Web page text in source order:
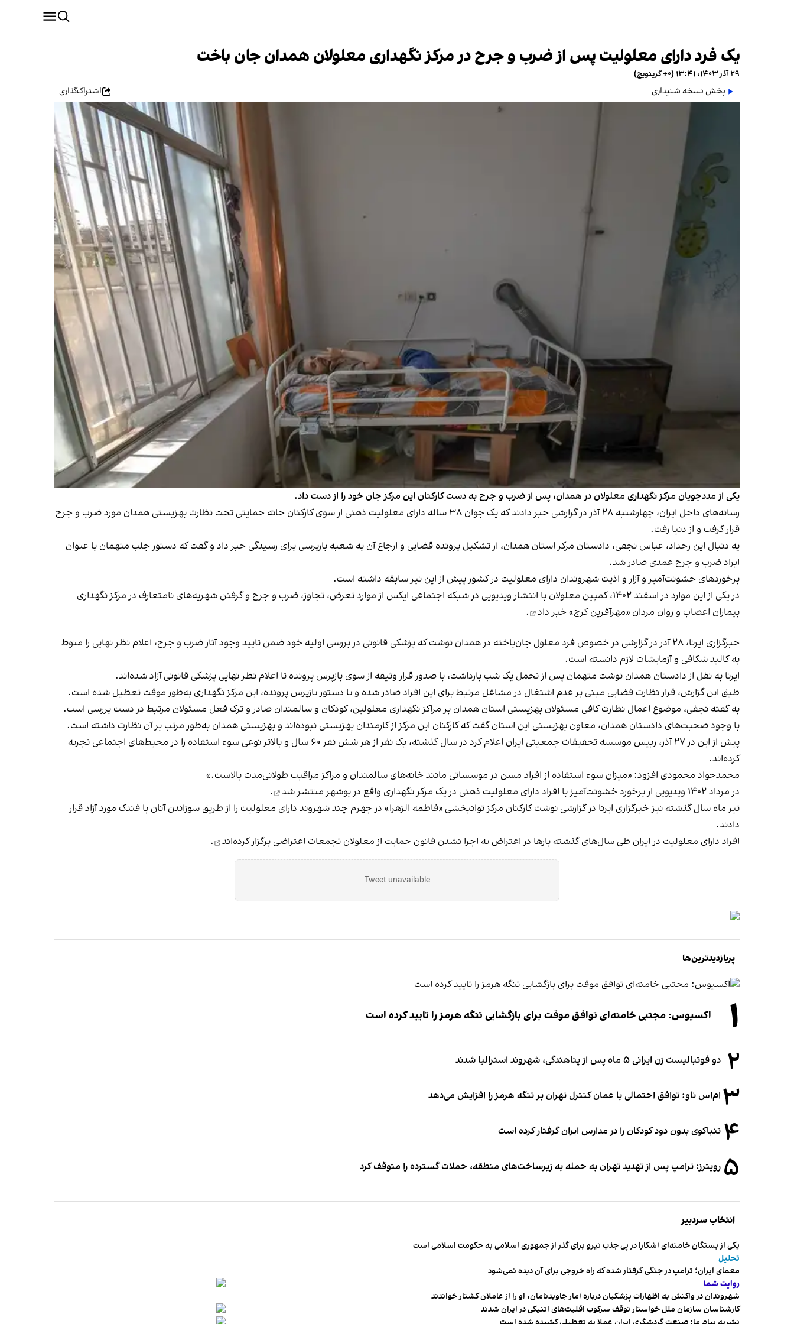
یک فرد دارای معلولیت پس از ضرب‌ و جرح در مرکز نگهداری معلولان همدان جان باخت
۲۹ آذر ۱۴۰۳، ۱۳:۴۱ (‎+۰ گرینویچ)
پخش نسخه شنیداری
اشتراک‌گذاری
یکی از مددجویان مرکز نگهداری معلولان در همدان، پس از ضرب‌ و جرح به دست کارکنان این مرکز جان خود را از دست داد.
رسانه‌های داخل ایران، چهارشنبه ۲۸ آذر در گزارشی خبر دادند که یک جوان ۳۸ ساله دارای معلولیت ذهنی از سوی کارکنان خانه حمایتی تحت نظارت بهزیستی همدان مورد ضرب و جرح
قرار گرفت و از دنیا رفت.
یه دنبال این رخداد، عباس نجفی، دادستان مرکز استان همدان، از تشکیل پرونده قضایی و ارجاع آن به شعبه بازپرسی برای رسیدگی خبر داد و گفت که دستور جلب متهمان با عنوان
ایراد ضرب و جرح عمدی صادر شد.
برخوردهای خشونت‌آمیز و آزار و اذیت شهروندان دارای معلولیت در کشور پیش از این نیز سابقه داشته است.
در یکی از این موارد در اسفند ۱۴۰۲، کمپین معلولان با انتشار ویدیویی در شبکه اجتماعی ایکس از موارد تعرض، تجاوز، ضرب و جرح و گرفتن شهریه‌های نامتعارف در مرکز نگهداری
بیماران اعصاب و روان مردان «مهرآفرین کرج»خبر داد .
خبرگزاری ایرنا، ۲۸ آذر در گزارشی در خصوص فرد معلول جان‌باخته در همدان نوشت که پزشکی قانونی در بررسی اولیه خود ضمن تایید وجود آثار ضرب و جرح، اعلام نظر نهایی را منوط
به کالبد شکافی و آزمایشات لازم دانسته است.
ایرنا به نقل از دادستان همدان نوشت متهمان پس از تحمل یک شب بازداشت، با صدور قرار وثیقه از سوی بازپرس پرونده تا اعلام نظر نهایی پزشکی قانونی آزاد شده‌اند.
طبق این گزارش، قرار نظارت قضایی مبنی بر عدم اشتغال در مشاغل مرتبط برای این افراد صادر شده و با دستور بازپرس پرونده، این مرکز نگهداری به‌طور موقت تعطیل شده است.
به گفته نجفی، موضوع اعمال نظارت کافی مسئولان بهزیستی استان همدان بر مراکز نگهداری معلولین، کودکان و سالمندان صادر و ترک فعل مسئولان مرتبط در دست بررسی است.
با وجود صحبت‌های دادستان همدان، معاون بهزیستی این استان گفت که کارکنان این مرکز از کارمندان بهزیستی نبوده‌اند و بهزیستی همدان به‌طور مرتب بر آن نظارت داشته است.
پیش از این در ۲۷ آذر، رییس موسسه تحقیقات جمعیتی ایران اعلام کرد در سال گذشته، یک نفر از هر شش نفر ۶۰ سال و بالاتر نوعی سوء استفاده را در محیط‌های اجتماعی تجربه
کرده‌اند.
محمدجواد محمودی افزود: «میزان سوء استفاده از افراد مسن در موسساتی مانند خانه‌های سالمندان و مراکز مراقبت طولانی‌مدت بالاست.»
در مرداد ۱۴۰۲ ویدیویی از برخورد خشونت‌آمیز با افراد دارای معلولیت ذهنی در یک مرکز نگهداری واقع در بوشهر
منتشر شد
.
تیر ماه سال گذشته نیز خبرگزاری ایرنا در گزارشی نوشت کارکنان مرکز توانبخشی «فاطمه الزهرا» در جهرم چند شهروند دارای معلولیت را از طریق سوزاندن آنان با فندک مورد آزاد قرار
دادند.
افراد دارای معلولیت در ایران طی سال‌های گذشته بارها در اعتراض به اجرا نشدن قانون حمایت از معلولان تجمعات اعتراضی برگزار کرده‌اند .
Tweet unavailable
پربازدیدترین‌ها
۱ اکسیوس: مجتبی خامنه‌ای توافق موقت برای بازگشایی تنگه هرمز را تایید کرده است
۲ دو فوتبالیست زن ایرانی ۵ ماه پس از پناهندگی، شهروند استرالیا شدند
۳ ام‌اس ناو: توافق احتمالی با عمان کنترل تهران بر تنگه هرمز را افزایش می‌دهد
۴ تنباکوی بدون دود کودکان را در مدارس ایران گرفتار کرده است
۵ رویترز: ترامپ پس از تهدید تهران به حمله به زیرساخت‌های منطقه، حملات گسترده را متوقف کرد
انتخاب سردبیر
یکی از بستگان خامنه‌ای آشکارا در پی جذب نیرو برای گذر از جمهوری اسلامی به حکومت اسلامی است
تحلیل
معمای ایران؛ ترامپ در جنگی گرفتار شده که راه خروجی برای آن دیده نمی‌شود
روایت شما
شهروندان در واکنش به اظهارات پزشکیان درباره آمار جاویدنامان، او را از عاملان کشتار خواندند
کارشناسان سازمان ملل خواستار توقف سرکوب اقلیت‌های اتنیکی در ایران شدند